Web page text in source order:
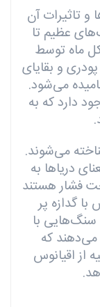
و تاثیرات آن
عظیم تا
کل ماه توسط
و بقایای
می‌شود.
دارد که به
مناطق سبک ماه به عنوان ارتفاعات شناخته می‎‌شوند.
دریاها به
فشار هستند
پیش با گدازه پر
سنگ‌هایی با
که
از اقیانوس